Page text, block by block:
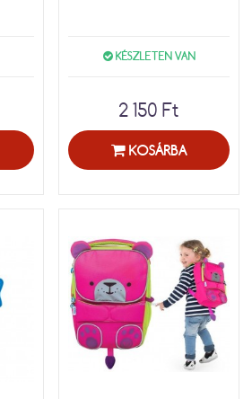
KÉSZLETEN VAN
2 150 Ft
KOSÁRBA